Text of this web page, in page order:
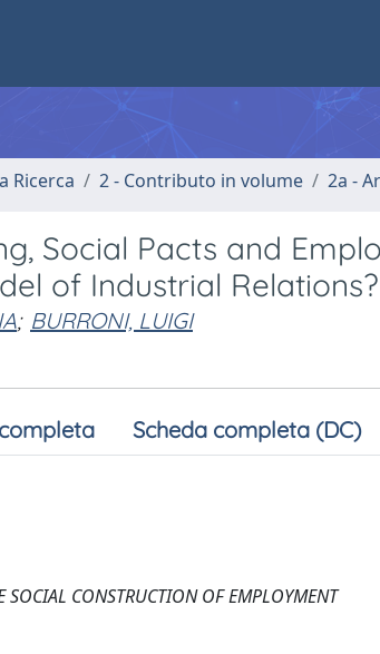
Ricerca 2 - Contributo in volume 2a -
Social Pacts and
of Industrial Relations?
; BURRONI, LUIGI
Scheda completa (DC)
CONSTRUCTION OF EMPLOYMENT